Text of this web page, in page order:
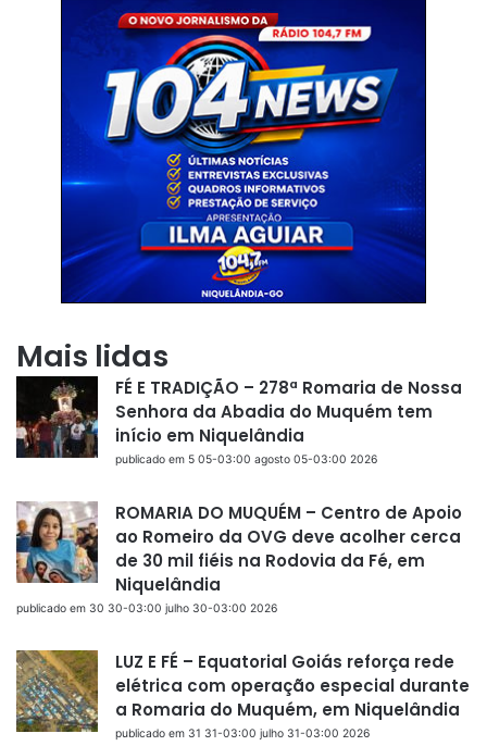
Mais lidas
FÉ E TRADIÇÃO – 278ª Romaria de Nossa
Senhora da Abadia do Muquém tem
início em Niquelândia
publicado em 5 05-03:00 agosto 05-03:00 2026
ROMARIA DO MUQUÉM – Centro de Apoio
ao Romeiro da OVG deve acolher cerca
de 30 mil fiéis na Rodovia da Fé, em
Niquelândia
publicado em 30 30-03:00 julho 30-03:00 2026
LUZ E FÉ – Equatorial Goiás reforça rede
elétrica com operação especial durante
a Romaria do Muquém, em Niquelândia
publicado em 31 31-03:00 julho 31-03:00 2026